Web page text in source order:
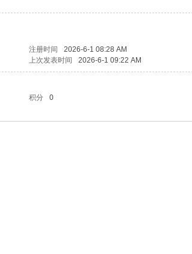
注册时间 2026-6-1 08:28 AM
上次发表时间 2026-6-1 09:22 AM
积分 0